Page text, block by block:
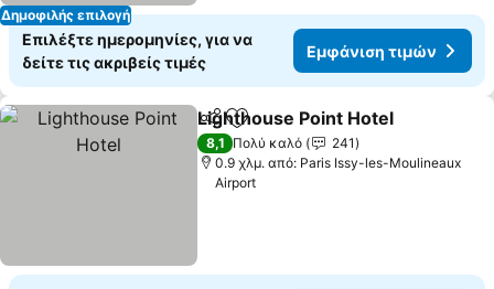
Δημοφιλής επιλογή
Επιλέξτε ημερομηνίες, για να
δείτε τις ακριβείς τιμές
Εμφάνιση τιμών
Κοινοποίηση
Προσθήκη στα αγαπημένα
Lighthouse Point Hotel
8,1 Πολύ καλό
241
0.9 χλμ. από: Paris Issy-les-Moulineaux
Airport